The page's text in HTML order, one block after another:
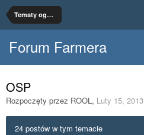
Tematy ogólne
Forum Farmera
OSP
Rozpoczęty przez ROOL, Luty 15, 2013
24 postów w tym temacie